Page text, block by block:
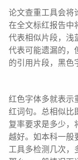
论文查重工具会将
在全文标红报告中
代表相似片段，浅
代表可能遗漏的，
的引用片段，黑色
红色字体多就表示
红词句。总相似比
复率要求是多少，
越好。如本科一般
工具多检测几次，